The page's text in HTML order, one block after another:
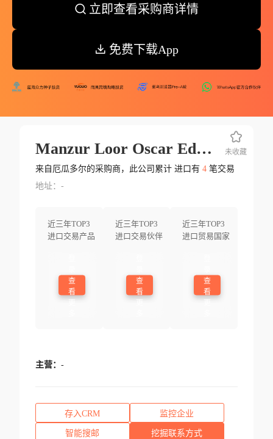
立即查看采购商详情
免费下载App
Manzur Loor Oscar Eduardo
来自厄瓜多尔的采购商，此公司累计 进口有 4笔交易
地址：-
近三年TOP3
进口交易产品
查
看
近三年TOP3
进口交易伙伴
查
看
近三年TOP3
进口贸易国家
查
看
未收藏
主营： -
存入CRM 监控企业
智能搜邮 挖掘联系方式